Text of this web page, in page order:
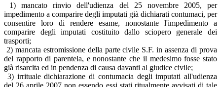
1) mancato rinvio dell'udienza del 25 novembre 2005, per
impedimento a comparire degli imputati già dichiarati contumaci, per
consentire loro di rendere esame, nonostante l'impedimento a
comparire degli imputati costituito dallo sciopero generale dei
trasporti;
2) mancata estromissione della parte civile S.F. in assenza di prova
del rapporto di parentela, e nonostante che il medesimo fosse stato
già risarcita ed in pendenza di causa davanti al giudice civile;
3) irrituale dichiarazione di contumacia degli imputati all'udienza
del 26 aprile 2007 non essendo essi stati ritualmente avvisati di tale